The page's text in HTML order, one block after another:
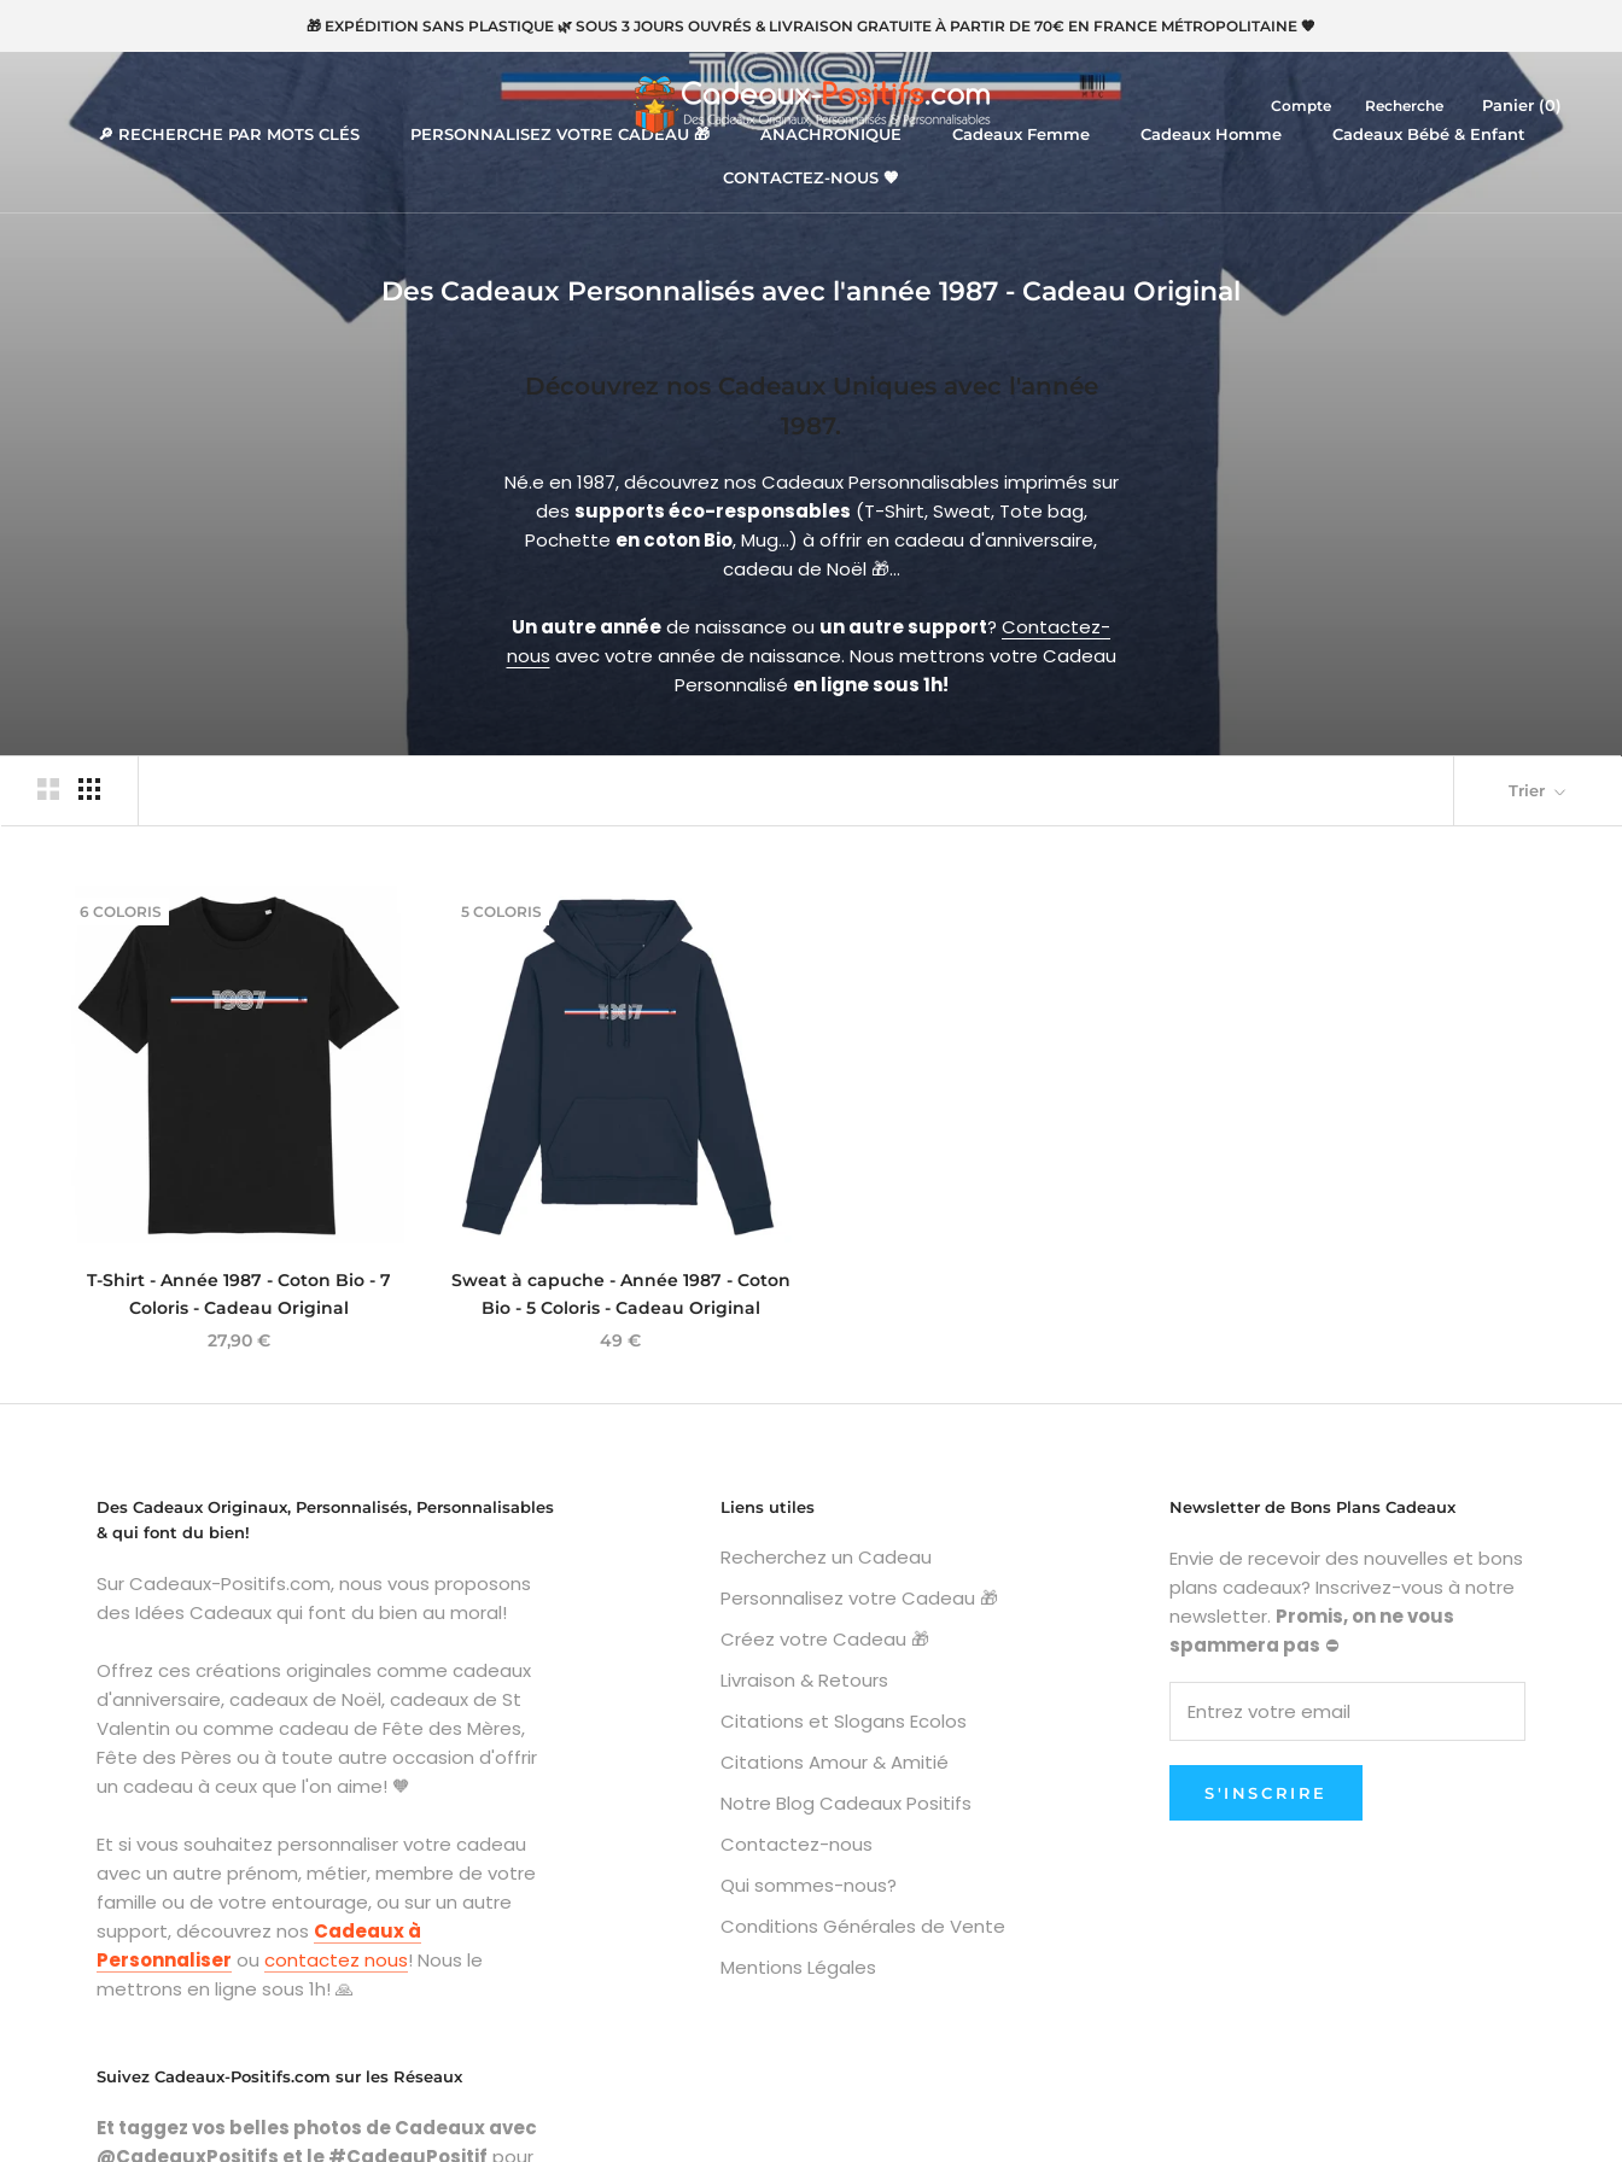
🎁 EXPÉDITION SANS PLASTIQUE 🌿 SOUS 3 JOURS OUVRÉS & LIVRAISON GRATUITE À PARTIR DE 70€ EN FRANCE MÉTROPOLITAINE 🧡
🔎 RECHERCHE PAR MOTS CLÉS
🔎 RECHERCHE PAR MOTS CLÉS
PERSONNALISEZ VOTRE CADEAU 🎁 ANACHRONIQUE Cadeaux Femme Cadeaux Homme Cadeaux Bébé & Enfant
CONTACTEZ-NOUS 🧡
Compte Recherche Panier (0)
Des Cadeaux Personnalisés avec l'année 1987 - Cadeau Original
Découvrez nos Cadeaux Uniques avec l'année
1987.
Né.e en 1987, découvrez nos Cadeaux Personnalisables imprimés sur
des supports éco-responsables (T-Shirt, Sweat, Tote bag,
Pochette en coton Bio, Mug...) à offrir en cadeau d'anniversaire,
cadeau de Noël 🎁...
Un autre annéede naissance ou un autre support? Contactez-
nous avec votre année de naissance. Nous mettrons votre Cadeau
Personnalisé en ligne sous 1h!
Trier
6 COLORIS
T-Shirt - Année 1987 - Coton Bio - 7
Coloris - Cadeau Original
27,90 €
5 COLORIS
Sweat à capuche - Année 1987 - Coton
Bio - 5 Coloris - Cadeau Original
49 €
Des Cadeaux Originaux, Personnalisés, Personnalisables
& qui font du bien!
Sur Cadeaux-Positifs.com, nous vous proposons
des Idées Cadeaux qui font du bien au moral!
Offrez ces créations originales comme cadeaux
d'anniversaire, cadeaux de Noël, cadeaux de St
Valentin ou comme cadeau de Fête des Mères,
Fête des Pères ou à toute autre occasion d'offrir
un cadeau à ceux que l'on aime! 🧡
Et si vous souhaitez personnaliser votre cadeau
avec un autre prénom, métier, membre de votre
famille ou de votre entourage, ou sur un autre
support, découvrez nos Cadeaux à
Personnaliser ou contactez nous! Nous le
mettrons en ligne sous 1h! 🙏
Liens utiles
Recherchez un Cadeau
Personnalisez votre Cadeau 🎁
Créez votre Cadeau 🎁
Livraison & Retours
Citations et Slogans Ecolos
Citations Amour & Amitié
Notre Blog Cadeaux Positifs
Contactez-nous
Qui sommes-nous?
Conditions Générales de Vente
Mentions Légales
Newsletter de Bons Plans Cadeaux
Envie de recevoir des nouvelles et bons
plans cadeaux? Inscrivez-vous à notre
newsletter. Promis, on ne vous
spammera pas ⛔
S'INSCRIRE
Suivez Cadeaux-Positifs.com sur les Réseaux
Et taggez vos belles photos de Cadeaux avec
@CadeauxPositifs et le #CadeauPositif pour